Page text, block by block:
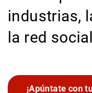
industrias,
la red
¡Apúntate con